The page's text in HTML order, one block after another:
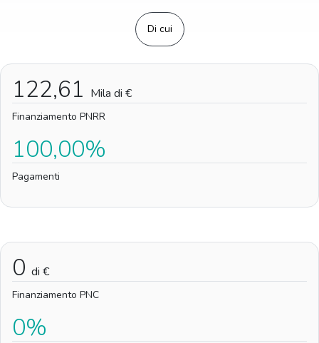
Di cui
122,61 Mila di €
Finanziamento PNRR
100,00%
Pagamenti
0 di €
Finanziamento PNC
0%